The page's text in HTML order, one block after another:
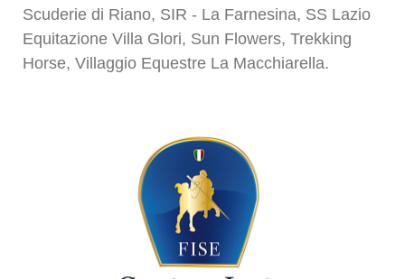
Scuderie di Riano, SIR - La Farnesina, SS Lazio
Equitazione Villa Glori, Sun Flowers, Trekking
Horse, Villaggio Equestre La Macchiarella.